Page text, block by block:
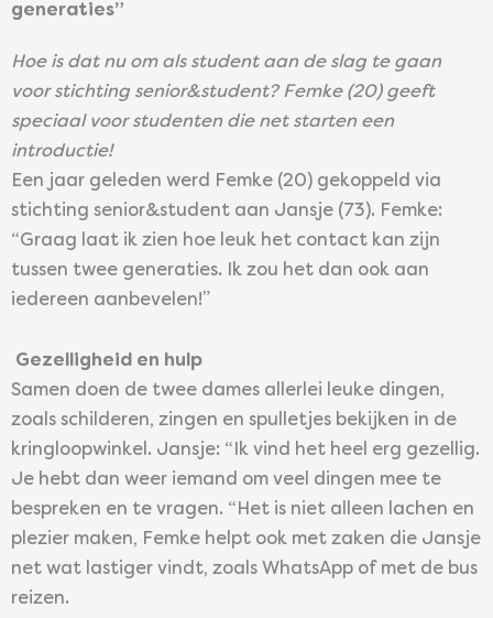
generaties”
Hoe is dat nu om als student aan de slag te gaan
voor stichting senior&student? Femke (20) geeft
speciaal voor studenten die net starten een
introductie!
Een jaar geleden werd Femke (20) gekoppeld via
stichting senior&student aan Jansje (73). Femke:
“Graag laat ik zien hoe leuk het contact kan zijn
tussen twee generaties. Ik zou het dan ook aan
iedereen aanbevelen!”
Gezelligheid en hulp
Samen doen de twee dames allerlei leuke dingen,
zoals schilderen, zingen en spulletjes bekijken in de
kringloopwinkel. Jansje: “Ik vind het heel erg gezellig.
Je hebt dan weer iemand om veel dingen mee te
bespreken en te vragen. “Het is niet alleen lachen en
plezier maken, Femke helpt ook met zaken die Jansje
net wat lastiger vindt, zoals WhatsApp of met de bus
reizen.